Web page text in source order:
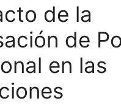
de la
de
en las